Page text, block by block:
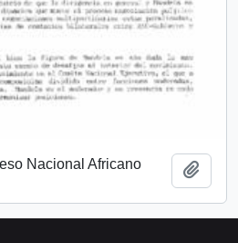
Nacional Africano